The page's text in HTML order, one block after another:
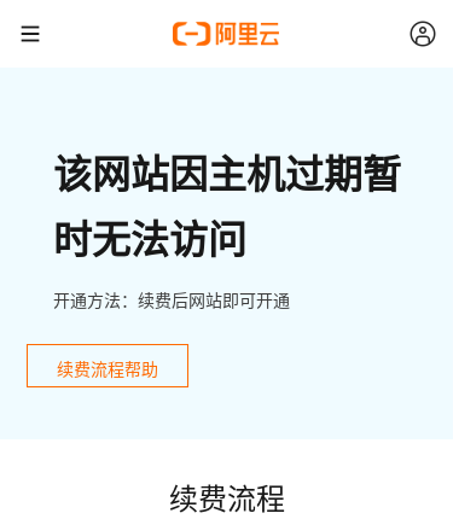
该网站因主机过期暂
时无法访问
开通方法：续费后网站即可开通
续费流程帮助
续费流程